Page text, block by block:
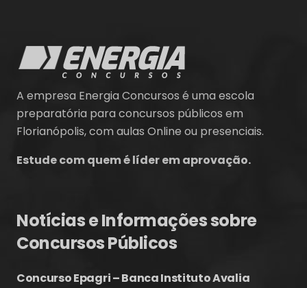
A empresa Energia Concursos é uma escola
preparatória para concursos públicos em
Florianópolis, com aulas Online ou presenciais.
Estude com quem é líder em aprovação.
Notícias e Informações sobre
Concursos Públicos
Concurso Epagri – Banca Instituto Avalia